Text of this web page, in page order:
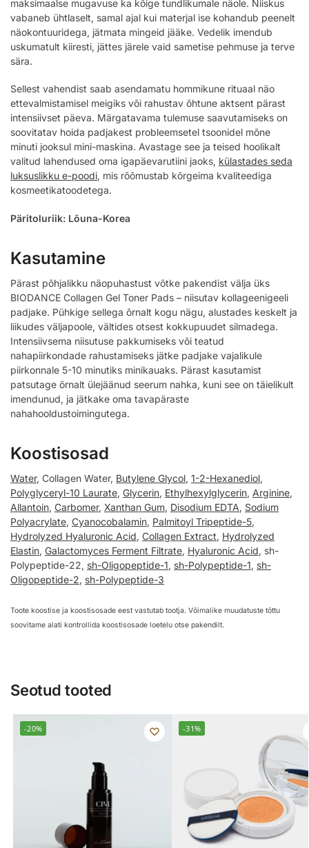
maksimaalse mugavuse ka kõige tundlikumale näole. Niiskus
vabaneb ühtlaselt, samal ajal kui materjal ise kohandub peenelt
näokontuuridega, jätmata mingeid jääke. Vedelik imendub
uskumatult kiiresti, jättes järele vaid sametise pehmuse ja terve
sära.
Sellest vahendist saab asendamatu hommikune rituaal näo
ettevalmistamisel meigiks või rahustav õhtune aktsent pärast
intensiivset päeva. Märgatavama tulemuse saavutamiseks on
soovitatav hoida padjakest probleemsetel tsoonidel mõne
minuti jooksul mini-maskina. Avastage see ja teised hoolikalt
valitud lahendused oma igapäevarutiini jaoks, külastades seda
luksuslikku e-poodi, mis rõõmustab kõrgeima kvaliteediga
kosmeetikatoodetega.
Päritoluriik: Lõuna-Korea
Kasutamine
Pärast põhjalikku näopuhastust võtke pakendist välja üks
BIODANCE Collagen Gel Toner Pads – niisutav kollageenigeeli
padjake. Pühkige sellega õrnalt kogu nägu, alustades keskelt ja
liikudes väljapoole, vältides otsest kokkupuudet silmadega.
Intensiivsema niisutuse pakkumiseks või teatud
nahapiirkondade rahustamiseks jätke padjake vajalikule
piirkonnale 5-10 minutiks minikauaks. Pärast kasutamist
patsutage õrnalt ülejäänud seerum nahka, kuni see on täielikult
imendunud, ja jätkake oma tavapäraste
nahahooldustoimingutega.
Koostisosad
Water, Collagen Water, Butylene Glycol, 1-2-Hexanediol,
Polyglyceryl-10 Laurate, Glycerin, Ethylhexylglycerin, Arginine,
Allantoin, Carbomer, Xanthan Gum, Disodium EDTA, Sodium
Polyacrylate, Cyanocobalamin, Palmitoyl Tripeptide-5,
Hydrolyzed Hyaluronic Acid, Collagen Extract, Hydrolyzed
Elastin, Galactomyces Ferment Filtrate, Hyaluronic Acid, sh-
Polypeptide-22, sh-Oligopeptide-1, sh-Polypeptide-1, sh-
Oligopeptide-2, sh-Polypeptide-3
Toote koostise ja koostisosade eest vastutab tootja. Võimalike muudatuste tõttu
soovitame alati kontrollida koostisosade loetelu otse pakendilt.
Seotud tooted
-20% -31%